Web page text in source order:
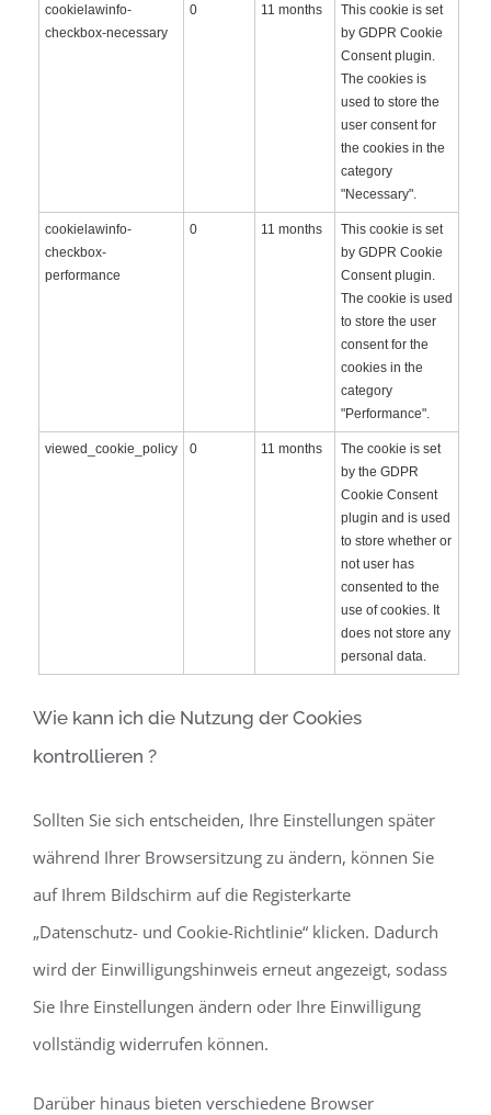
cookielawinfo-
checkbox-necessary
0 11 months
This cookie is set
by GDPR Cookie
Consent plugin.
The cookies is
used to store the
user consent for
the cookies in the
category
"Necessary".
cookielawinfo-
checkbox-
performance
0 11 months
This cookie is set
by GDPR Cookie
Consent plugin.
The cookie is used
to store the user
consent for the
cookies in the
category
"Performance".
viewed_cookie_policy 0 11 months
The cookie is set
by the GDPR
Cookie Consent
plugin and is used
to store whether or
not user has
consented to the
use of cookies. It
does not store any
personal data.
Wie kann ich die Nutzung der Cookies
kontrollieren ?
Sollten Sie sich entscheiden, Ihre Einstellungen später
während Ihrer Browsersitzung zu ändern, können Sie
auf Ihrem Bildschirm auf die Registerkarte
„Datenschutz- und Cookie-Richtlinie“ klicken. Dadurch
wird der Einwilligungshinweis erneut angezeigt, sodass
Sie Ihre Einstellungen ändern oder Ihre Einwilligung
vollständig widerrufen können.
Darüber hinaus bieten verschiedene Browser